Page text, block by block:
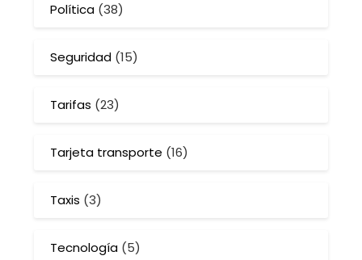
Política (38)
Seguridad (15)
Tarifas (23)
Tarjeta transporte (16)
Taxis (3)
Tecnología (5)